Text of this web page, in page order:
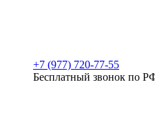
+7 (977) 720-77-55
Бесплатный звонок по